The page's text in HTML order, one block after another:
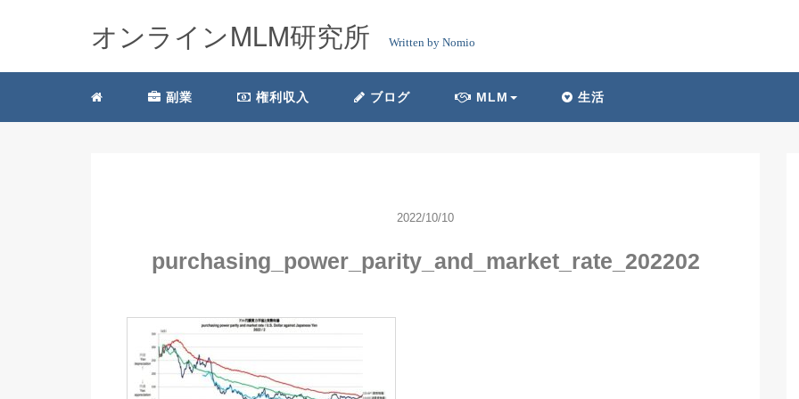
オンラインMLM研究所 Written by Nomio
副業 権利収入 ブログ MLM 生活
2022/10/10
purchasing_power_parity_and_market_rate_202202